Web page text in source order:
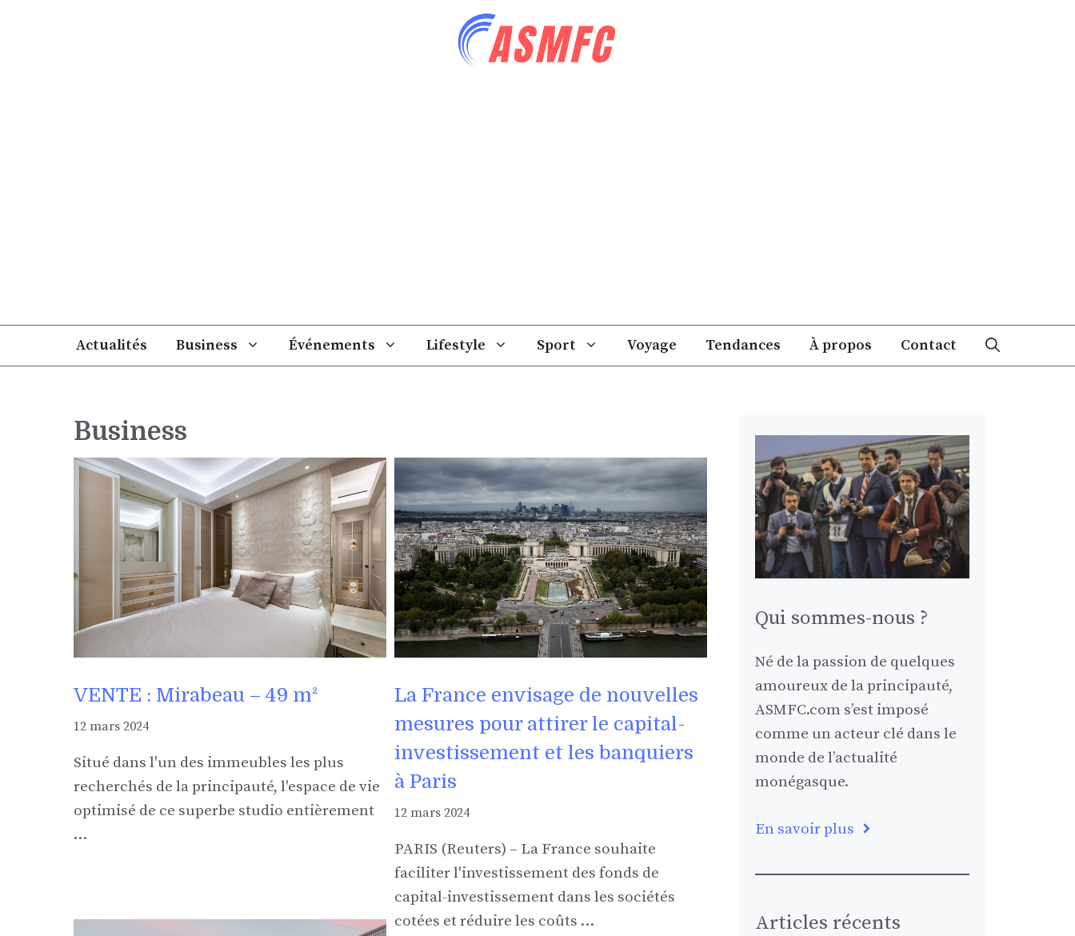
Actualités Business Événements Lifestyle Sport Voyage Tendances À propos Contact
Business
VENTE : Mirabeau – 49 m²
12 mars 2024
Situé dans l'un des immeubles les plus
recherchés de la principauté, l'espace de vie
optimisé de ce superbe studio entièrement
…
La France envisage de nouvelles
mesures pour attirer le capital-
investissement et les banquiers
à Paris
12 mars 2024
PARIS (Reuters) – La France souhaite
faciliter l'investissement des fonds de
capital-investissement dans les sociétés
cotées et réduire les coûts …
Qui sommes-nous ?
Né de la passion de quelques
amoureux de la principauté,
ASMFC.com s’est imposé
comme un acteur clé dans le
monde de l’actualité
monégasque.
En savoir plus
Articles récents